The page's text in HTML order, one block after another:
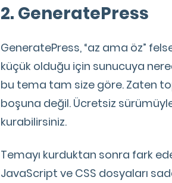
2. GeneratePress
GeneratePress, “az ama öz”
küçük olduğu için sunucuya
bu tema tam size göre. Zaten
boşuna değil. Ücretsiz
kurabilirsiniz.
Temayı kurduktan sonra fark
JavaScript ve CSS dosyaları